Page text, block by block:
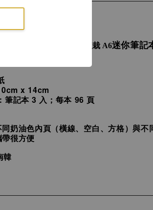
紹』：
室內植栽 A6迷你筆記
x 14cm
筆記本 3 入；每本 96 頁
奶油色內頁（橫線、空白、方格）與不
很方便
韓